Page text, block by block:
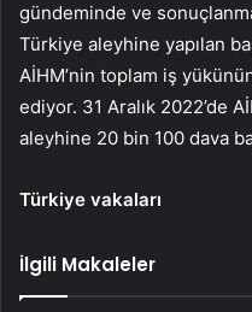
gündeminde ve
Türkiye aleyhine yapılan
AİHM’nin toplam iş
ediyor. 31 Aralık 2022’de
aleyhine 20 bin 100 dava
Türkiye vakaları
İlgili Makaleler